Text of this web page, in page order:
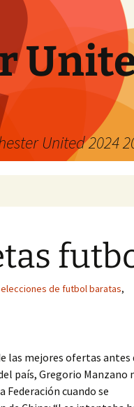
United 2024
de futbol baratas,
las mejores ofertas antes
país, Gregorio Manzano
Federación cuando se